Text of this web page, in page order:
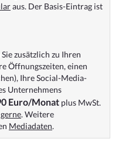
aus. Der Basis-Eintrag ist
zusätzlich zu Ihren
Öffnungszeiten, einen
Ihre Social-Media-
Unternehmens
Euro/Monat plus MwSt.
. Weitere
Mediadaten.